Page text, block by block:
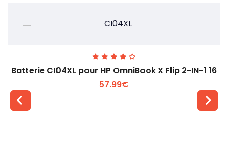
Batterie CI04XL pour HP OmniBook X Flip 2-IN-1 16
57.99€